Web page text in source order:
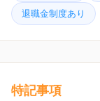
退職金制度あり
特記事項